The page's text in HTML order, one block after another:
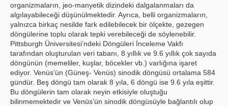
organizmaların, jeo-manyetik dizindeki dalgalanmaları da
algılayabileceği düşünülmektedir. Ayrıca, belli organizmaların,
yalnızca birkaç nesilde fark edilebilecek bir ölçekte, gezegen
döngülerine toplu olarak tepki verebileceği de söylenebilir.
Pittsburgh Üniversitesi’ndeki Döngüleri İnceleme Vakfı
tarafından oluşturulan veri tabanı, 8 yıllık ve 9.6 yıllık çok sayıda
döngünün (memeliler, kuşlar, böcekler vb.) varlığına işaret
ediyor. Venüs’ün (Güneş- Venüs) sinodik döngüsü ortalama 584
gündür. Beş döngü tam olarak 8 yıla, 6 döngü ise 9.6 yıla eşittir.
Bu döngülerin tam olarak neyin etkisiyle oluştuğu
bilinmemektedir ve Venüs’ün sinodik döngüsüyle bağlantılı olup